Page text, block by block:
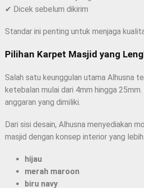
✔ Dicek sebelum dikirim
Standar ini penting untuk menjaga
Pilihan Karpet Masjid yang
Salah satu keunggulan utama Alhusna
ketebalan mulai dari 4mm hingga
anggaran yang dimiliki.
Dari sisi desain, Alhusna menyediakan
masjid dengan konsep interior yang
hijau
merah maroon
biru navy